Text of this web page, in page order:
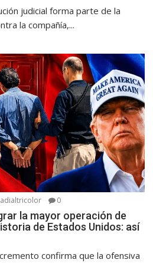
judicial forma parte de la
la compañía,...
0
la mayor operación de
de Estados Unidos: así
confirma que la ofensiva